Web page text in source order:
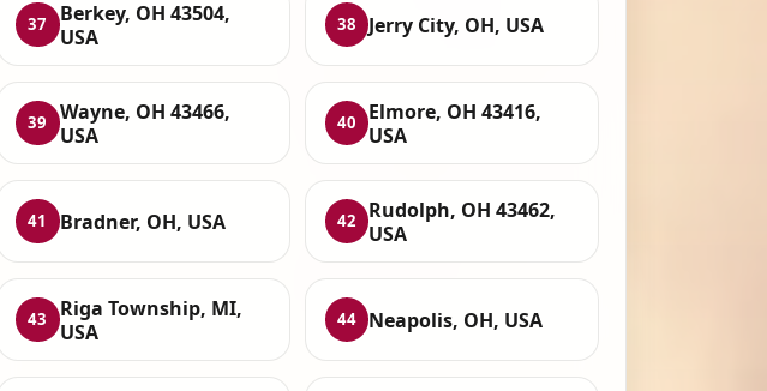
37
Berkey, OH 43504,
USA
38 Jerry City, OH, USA
39
Wayne, OH 43466,
USA
40
Elmore, OH 43416,
USA
41 Bradner, OH, USA 42
Rudolph, OH 43462,
USA
43
Riga Township, MI,
USA
44 Neapolis, OH, USA